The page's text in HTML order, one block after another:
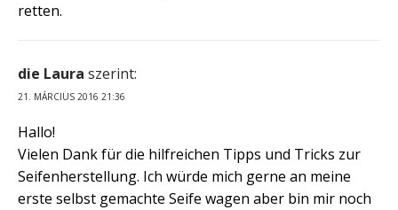
retten.
die Laura szerint:
21. MÁRCIUS 2016 21:36
Hallo!
Vielen Dank für die hilfreichen Tipps und Tricks zur
Seifenherstellung. Ich würde mich gerne an meine
erste selbst gemachte Seife wagen aber bin mir noch